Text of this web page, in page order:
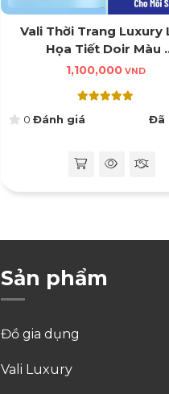
Vali Thời Trang Luxury
Họa Tiết Doir Màu
1,100,000 VND
0 Đánh giá Đã
Sản phẩm
Đồ gia dụng
Vali Luxury